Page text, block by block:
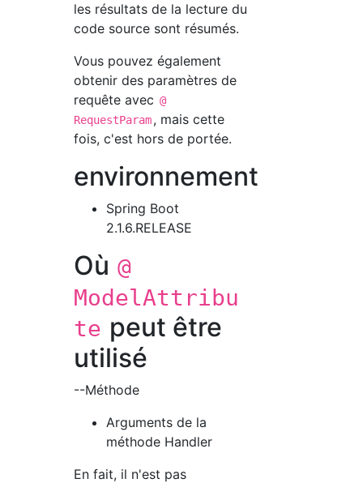
les résultats de la lecture du
code source sont résumés.
Vous pouvez également
obtenir des paramètres de
requête avec @
RequestParam, mais cette
fois, c'est hors de portée.
environnement
Spring Boot
2.1.6.RELEASE
Où @
ModelAttribu
te peut être
utilisé
--Méthode
Arguments de la
méthode Handler
En fait, il n'est pas